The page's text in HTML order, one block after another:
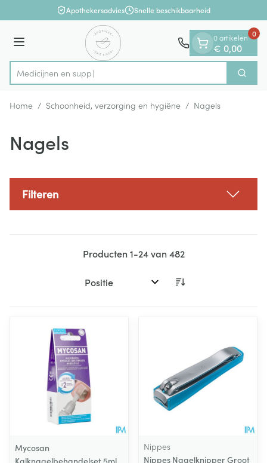
Ga naar de inhoudApothekersadvies Snelle beschikbaarheid
Menu
Product, merk, categorie... Zoek
0 artikelen
€ 0,00
0
Home / Schoonheid, verzorging en hygiëne / Nagels
Nagels
Filteren
Producten1-24van482
Sorteer op:
Mycosan
Kalknagelbehandelset 5ml
Nippes
Nippes Nagelknipper Groot